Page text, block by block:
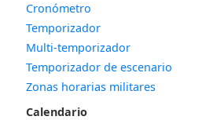
Cronómetro
Temporizador
Multi-temporizador
Temporizador de escenario
Zonas horarias militares
Calendario